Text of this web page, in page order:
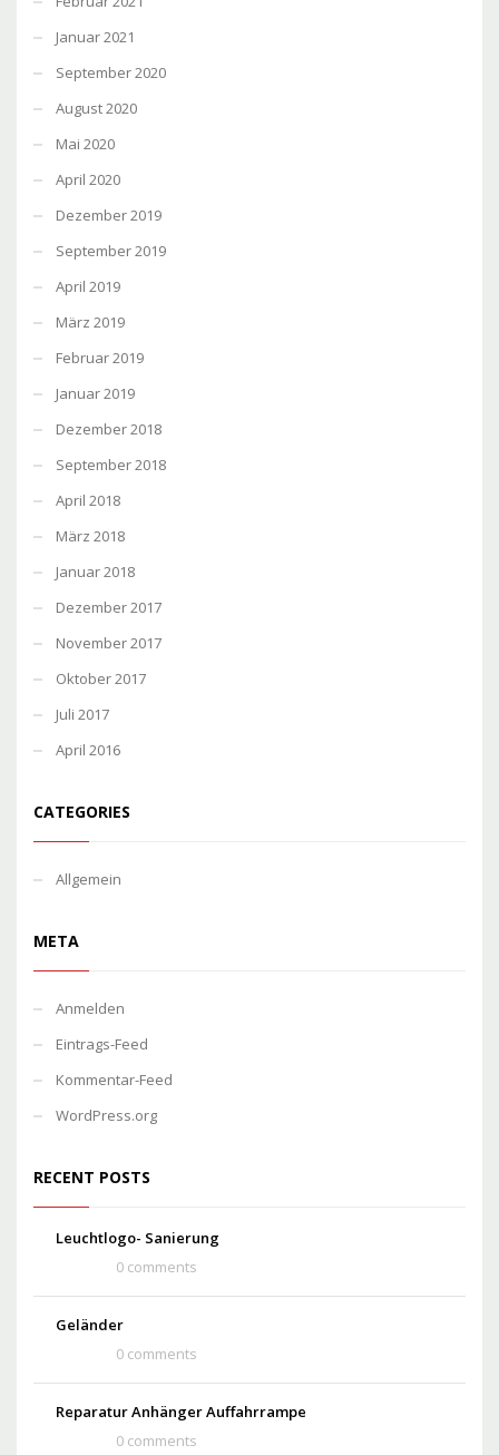
Januar 2021
September 2020
August 2020
Mai 2020
April 2020
Dezember 2019
September 2019
April 2019
März 2019
Februar 2019
Januar 2019
Dezember 2018
September 2018
April 2018
März 2018
Januar 2018
Dezember 2017
November 2017
Oktober 2017
Juli 2017
April 2016
CATEGORIES
Allgemein
META
Anmelden
Eintrags-Feed
Kommentar-Feed
WordPress.org
RECENT POSTS
Leuchtlogo- Sanierung
0 comments
Geländer
0 comments
Reparatur Anhänger Auffahrrampe
0 comments